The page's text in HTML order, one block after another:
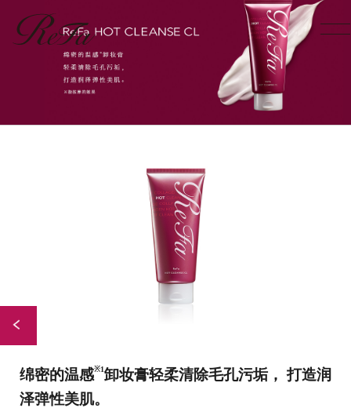
绵密的温感※1卸妆膏轻柔清除毛孔污垢， 打造润
泽弹性美肌。